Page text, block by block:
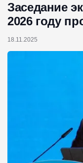
Заседание
2026 году
18.11.2025